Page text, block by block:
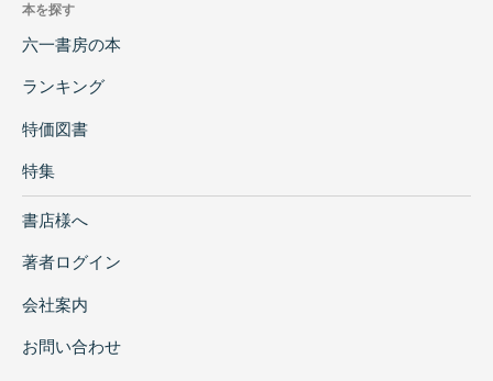
本を探す
六一書房の本
ランキング
特価図書
特集
書店様へ
著者ログイン
会社案内
お問い合わせ